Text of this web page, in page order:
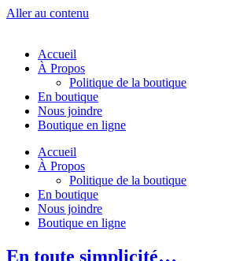
Aller au contenu
Accueil
À Propos
Politique de la boutique
En boutique
Nous joindre
Boutique en ligne
Accueil
À Propos
Politique de la boutique
En boutique
Nous joindre
Boutique en ligne
En toute simplicité…